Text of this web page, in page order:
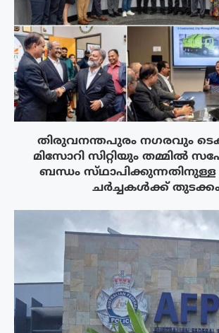
തിരുവനന്തപുരം നഗരവും
മിസോറി സിറ്റിയും തമ്മിൽ
ബന്ധം സ്‌ഥാപിക്കുന്നതിനുള്ള
ചർച്ചകൾക്ക്